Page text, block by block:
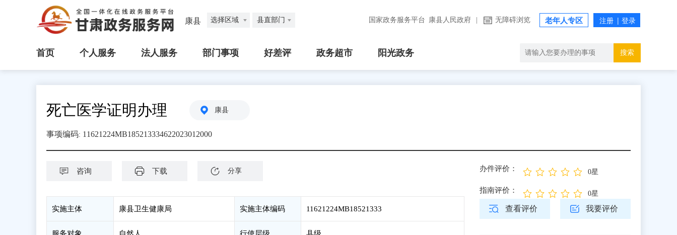
康县 选择区域 县直部门 国家政务服务平台 康县人民政府 无障碍浏览 老年人专区
首页 个人服务 法人服务 部门事项 好差评 政务超市 阳光政务 搜索
死亡医学证明办理 康县
事项编码: 11621224MB185213334622023012000
咨询 下载 分享
实施主体 康县卫生健康局 实施主体编码 11621224MB18521333
办件评价： 0星
指南评价： 0星
查看评价 我要评价